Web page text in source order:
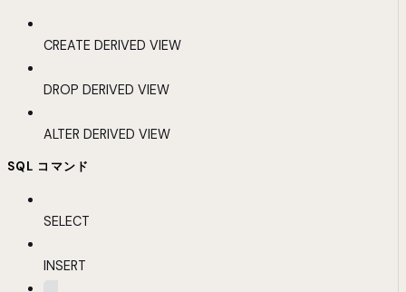
CREATE DERIVED VIEW
DROP DERIVED VIEW
ALTER DERIVED VIEW
SQL コマンド
SELECT
INSERT